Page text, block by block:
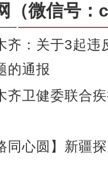
（微信号
齐：关于3起违
的通报
齐卫健委联合
同心圆】新疆
新疆南部现云